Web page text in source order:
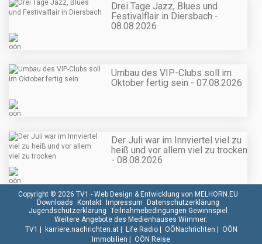
Drei Tage Jazz, Blues und
Festivalflair in Diersbach -
08.08.2026
Umbau des VIP-Clubs soll im
Oktober fertig sein - 07.08.2026
Der Juli war im Innviertel viel zu
heiß und vor allem viel zu trocken
- 08.08.2026
Copyright © 2026 TV1 - Web Design & Entwicklung von MELHORN.EU
Downloads Kontakt Impressum Datenschutzerklärung
Jugendschutzerklärung Teilnahmebedingungen Gewinnspiel
Weitere Angebote des Medienhauses Wimmer:
TV1 | karriere.nachrichten.at| Life Radio| OÖNachrichten | OÖN
Immobilien | OÖN Reise